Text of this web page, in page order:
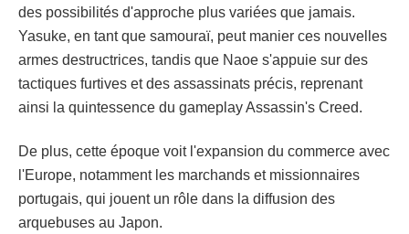
des possibilités d'approche plus variées que jamais.
Yasuke, en tant que samouraï, peut manier ces nouvelles
armes destructrices, tandis que Naoe s'appuie sur des
tactiques furtives et des assassinats précis, reprenant
ainsi la quintessence du gameplay Assassin's Creed.
De plus, cette époque voit l'expansion du commerce avec
l'Europe, notamment les marchands et missionnaires
portugais, qui jouent un rôle dans la diffusion des
arquebuses au Japon.